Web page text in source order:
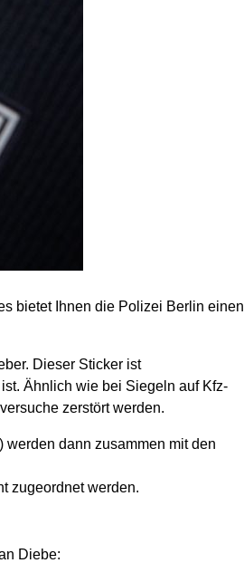
bietet Ihnen die Polizei Berlin einen
Dieser Sticker ist
Ähnlich wie bei Siegeln auf Kfz-
zerstört werden.
dann zusammen mit den
zugeordnet werden.
Diebe: